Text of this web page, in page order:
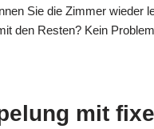
Sie die Zimmer wieder
den Resten? Kein
mit